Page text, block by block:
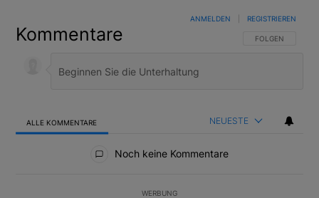
Kommentare FOLGE DIESER
FOLGEN
ANMELDEN REGISTRIEREN
ALLE KOMMENTARE NEUESTE
Noch keine Kommentare
WERBUNG